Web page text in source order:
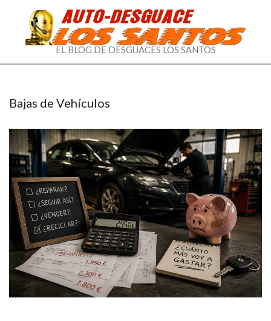
DE
LOS
SANTOS
EL BLOG DE DESGUACES LOS SANTOS
Bajas de Vehículos